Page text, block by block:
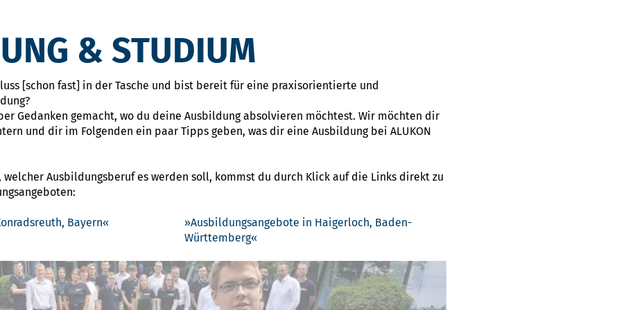
& STUDIUM
[schon fast] in der Tasche und bist bereit für eine praxisorientierte und
Gedanken gemacht, wo du deine Ausbildung absolvieren möchtest. Wir möchten dir
und dir im Folgenden ein paar Tipps geben, was dir eine Ausbildung bei ALUKON
welcher Ausbildungsberuf es werden soll, kommst du durch Klick auf die Links direkt zu
Bayern
Ausbildungsangebote in Haigerloch, Baden-
Württemberg